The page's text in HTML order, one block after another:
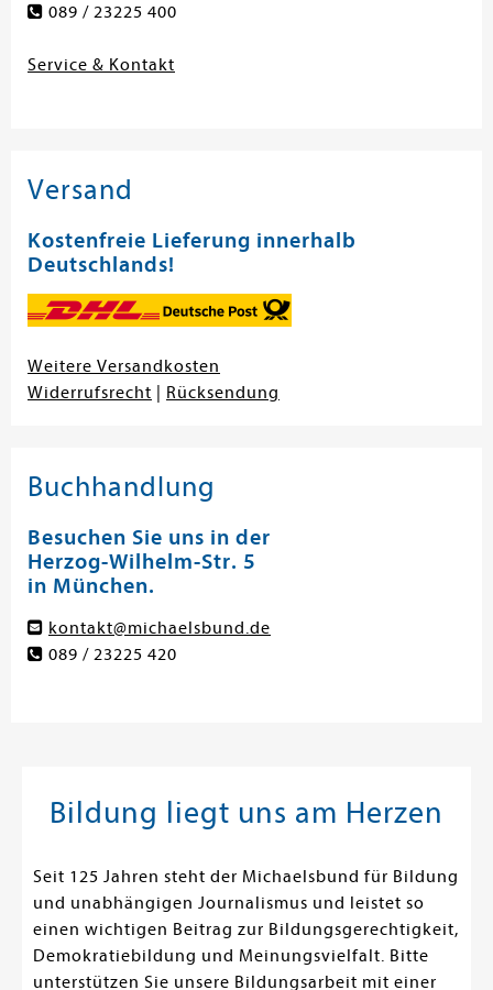
089 / 23225 400
Service & Kontakt
Versand
Kostenfreie Lieferung innerhalb
Deutschlands!
Weitere Versandkosten
Widerrufsrecht
Rücksendung
Buchhandlung
Besuchen Sie uns in der
Herzog-Wilhelm-Str. 5
in München.
kontakt@michaelsbund.de
089 / 23225 420
Bildung liegt uns am Herzen
Seit 125 Jahren steht der Michaelsbund für Bildung
und unabhängigen Journalismus und leistet so
einen wichtigen Beitrag zur Bildungsgerechtigkeit,
Demokratiebildung und Meinungsvielfalt. Bitte
unterstützen Sie unsere Bildungsarbeit mit einer